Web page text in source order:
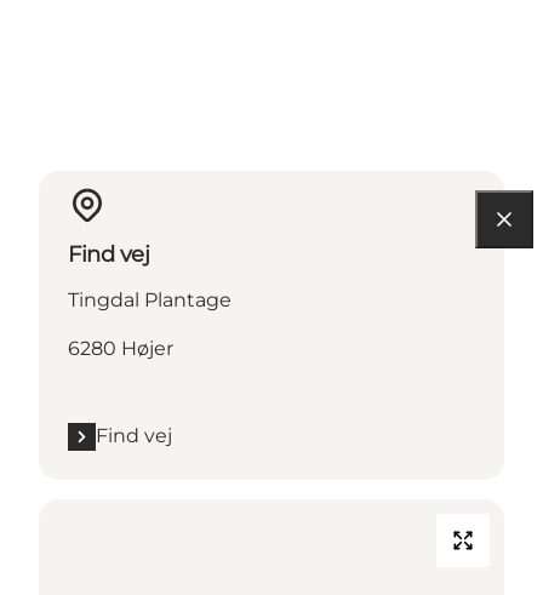
Find vej
Tingdal Plantage
6280 Højer
Find vej